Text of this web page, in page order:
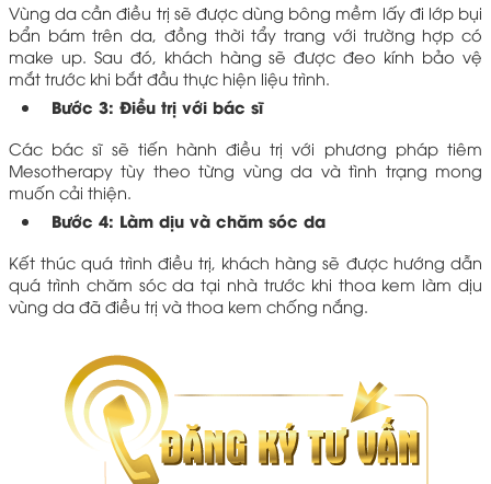
Vùng da cần điều trị sẽ được dùng bông mềm lấy đi lớp bụi
bẩn bám trên da, đồng thời tẩy trang với trường hợp có
make up. Sau đó, khách hàng sẽ được đeo kính bảo vệ
mắt trước khi bắt đầu thực hiện liệu trình.
Bước 3: Điều trị với bác sĩ
Các bác sĩ sẽ tiến hành điều trị với phương pháp tiêm
Mesotherapy tùy theo từng vùng da và tình trạng mong
muốn cải thiện.
Bước 4: Làm dịu và chăm sóc da
Kết thúc quá trình điều trị, khách hàng sẽ được hướng dẫn
quá trình chăm sóc da tại nhà trước khi thoa kem làm dịu
vùng da đã điều trị và thoa kem chống nắng.